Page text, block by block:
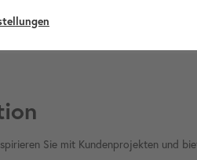
Sie mit Kundenprojekten und